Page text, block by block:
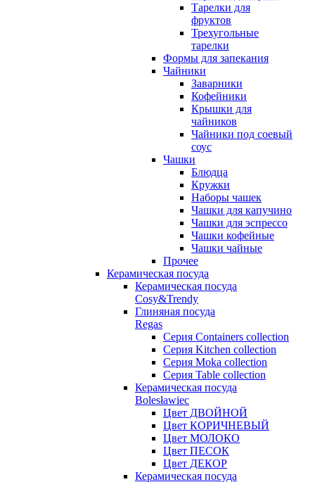
Тарелки для
фруктов
Трехугольные
тарелки
Формы для запекания
Чайники
Заварники
Кофейники
Крышки для
чайников
Чайники под соевый
соус
Чашки
Блюдца
Кружки
Наборы чашек
Чашки для капучино
Чашки для эспрессо
Чашки кофейные
Чашки чайные
Прочее
Керамическая посуда
Керамическая посуда
Cosy&Trendy
Глиняная посуда
Regas
Серия Containers collection
Серия Kitchen collection
Серия Moka collection
Серия Table collection
Керамическая посуда
Bolesławiec
Цвет ДВОЙНОЙ
Цвет КОРИЧНЕВЫЙ
Цвет МОЛОКО
Цвет ПЕСОК
Цвет ДЕКОР
Керамическая посуда